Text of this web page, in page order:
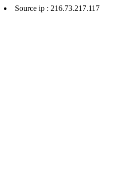
Source ip : 216.73.217.117